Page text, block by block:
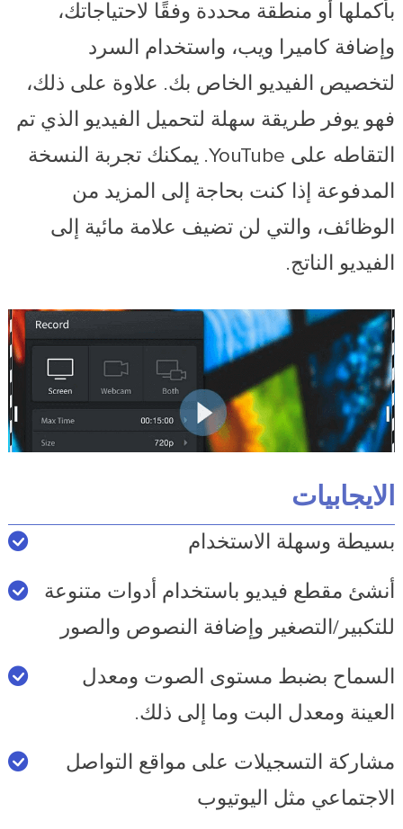
بأكملها أو منطقة محددة وفقًا لاحتياجاتك،
وإضافة كاميرا ويب، واستخدام السرد
لتخصيص الفيديو الخاص بك. علاوة على ذلك،
فهو يوفر طريقة سهلة لتحميل الفيديو الذي تم
التقاطه على YouTube. يمكنك تجربة النسخة
المدفوعة إذا كنت بحاجة إلى المزيد من
الوظائف، والتي لن تضيف علامة مائية إلى
الفيديو الناتج.
الايجابيات
بسيطة وسهلة الاستخدام
أنشئ مقطع فيديو باستخدام أدوات متنوعة
للتكبير/التصغير وإضافة النصوص والصور
السماح بضبط مستوى الصوت ومعدل
العينة ومعدل البت وما إلى ذلك.
مشاركة التسجيلات على مواقع التواصل
الاجتماعي مثل اليوتيوب